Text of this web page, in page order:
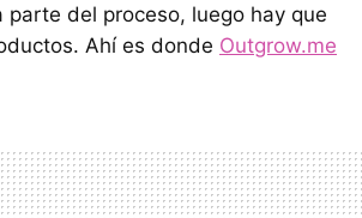
parte del proceso, luego hay que
Ahí es donde Outgrow.me